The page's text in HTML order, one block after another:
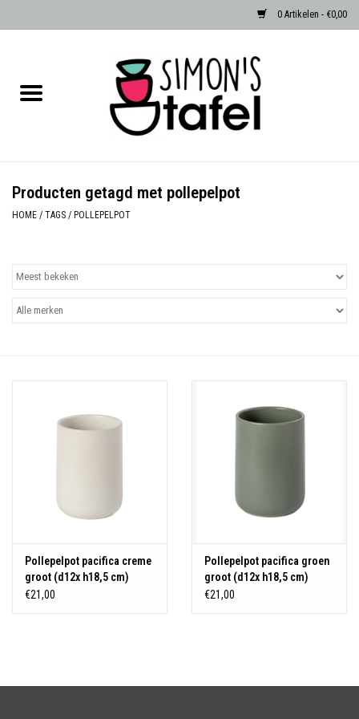
0 Artikelen - €0,00
Albast waxinehouders van Zenza
Dierenlampen
Cadeaubonnen
Producten getagd met pollepelpot
HOME / TAGS / POLLEPELPOT
Pollepelpot pacifica creme
groot (d12x h18,5 cm)
€21,00
Pollepelpot pacifica groen
groot (d12x h18,5 cm)
€21,00